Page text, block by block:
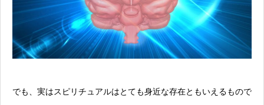
でも、実はスピリチュアルはとても身近な存在ともいえるもので